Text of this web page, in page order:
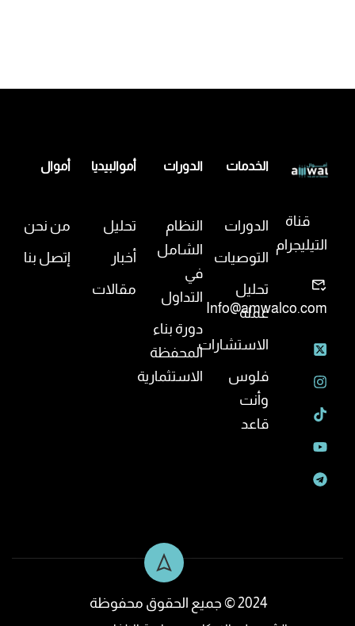
قناة
التيليجرام
Info@amwalco.com
الخدمات
الدورات
التوصيات
تحليل
عملة
الاستشارات
فلوس
وأنت
قاعد
الدورات
النظام
الشامل
في
التداول
دورة بناء
المحفظة
الاستثمارية
أموالبيديا
تحليل
أخبار
مقالات
أموال
من نحن
إتصل بنا
2024 © جميع الحقوق محفوظة